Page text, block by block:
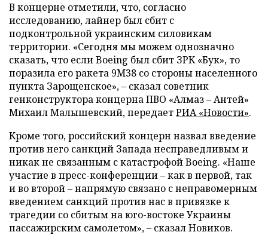
В концерне отметили, что, согласно
исследованию, лайнер был сбит с
подконтрольной украинским силовикам
территории. «Сегодня мы можем однозначно
сказать, что если Boeing был сбит ЗРК «Бук», то
поразила его ракета 9М38 со стороны населенного
пункта Зарощенское», – сказал советник
генконструктора концерна ПВО «Алмаз – Антей»
Михаил Малышевский, передаетРИА «Новости».
Кроме того, российский концерн назвал введение
против него санкций Запада несправедливым и
никак не связанным с катастрофой Boeing. «Наше
участие в пресс-конференции – как в первой, так
и во второй – напрямую связано с неправомерным
введением санкций против нас в привязке к
трагедии со сбитым на юго-востоке Украины
пассажирским самолетом», – сказал Новиков.